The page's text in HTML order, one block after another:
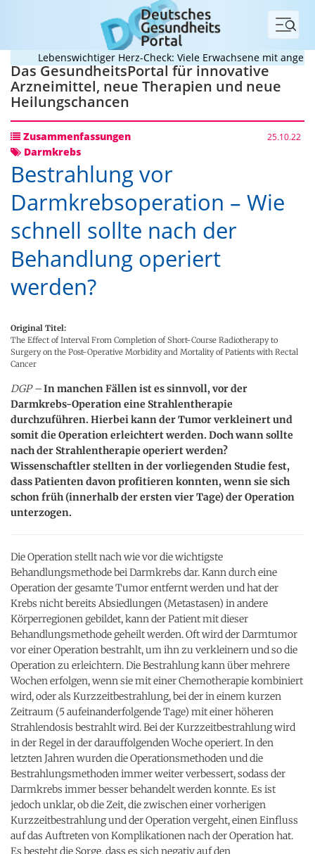
Menü
Lebenswichtiger Herz-Check: Viele Erwachsene mit
Das GesundheitsPortal für innovative
Arzneimittel, neue Therapien und neue
Heilungschancen
Zusammenfassungen 25.10.22
Darmkrebs
Bestrahlung vor
Darmkrebsoperation – Wie
schnell sollte nach der
Behandlung operiert
werden?
Original Titel:
The Effect of Interval From Completion of Short-Course Radiotherapy to
Surgery on the Post-Operative Morbidity and Mortality of Patients with Rectal
Cancer
DGP –In manchen Fällen ist es sinnvoll, vor der
Darmkrebs-Operation eine Strahlentherapie
durchzuführen. Hierbei kann der Tumor verkleinert und
somit die Operation erleichtert werden. Doch wann sollte
nach der Strahlentherapie operiert werden?
Wissenschaftler stellten in der vorliegenden Studie fest,
dass Patienten davon profitieren konnten, wenn sie sich
schon früh (innerhalb der ersten vier Tage) der Operation
unterzogen.
Die Operation stellt nach wie vor die wichtigste
Behandlungsmethode bei Darmkrebs dar. Kann durch eine
Operation der gesamte Tumor entfernt werden und hat der
Krebs nicht bereits Absiedlungen (Metastasen) in andere
Körperregionen gebildet, kann der Patient mit dieser
Behandlungsmethode geheilt werden. Oft wird der Darmtumor
vor einer Operation bestrahlt, um ihn zu verkleinern und so die
Operation zu erleichtern. Die Bestrahlung kann über mehrere
Wochen erfolgen, wenn sie mit einer Chemotherapie kombiniert
wird, oder als Kurzzeitbestrahlung, bei der in einem kurzen
Zeitraum (5 aufeinanderfolgende Tage) mit einer höheren
Strahlendosis bestrahlt wird. Bei der Kurzzeitbestrahlung wird
in der Regel in der darauffolgenden Woche operiert. In den
letzten Jahren wurden die Operationsmethoden und die
Bestrahlungsmethoden immer weiter verbessert, sodass der
Darmkrebs immer besser behandelt werden konnte. Es ist
jedoch unklar, ob die Zeit, die zwischen einer vorherigen
Kurzzeitbestrahlung und der Operation vergeht, einen Einfluss
auf das Auftreten von Komplikationen nach der Operation hat.
Es besteht die Sorge, dass es sich negativ auf den